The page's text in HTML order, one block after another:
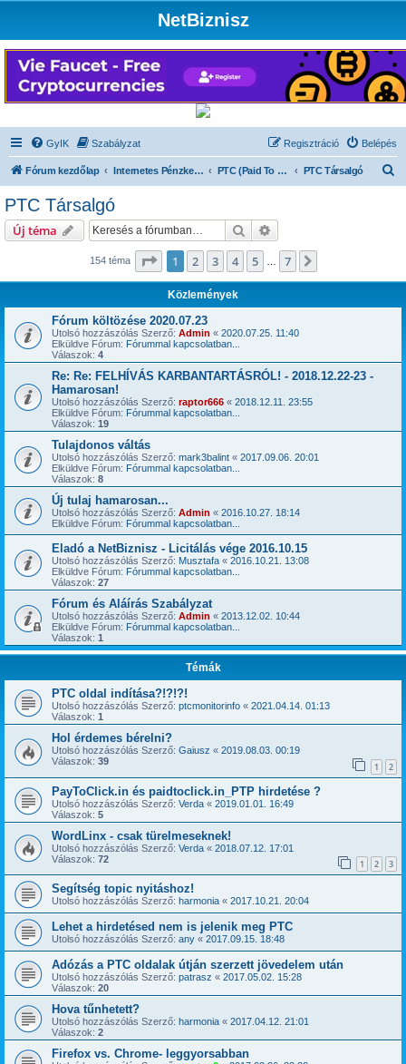
NetBiznisz
GyIK Szabályzat Belépés
Regisztráció
Fórum kezdőlap Internetes Pénzkeresés PTC (Paid To Click) PTC Társalgó
PTC Társalgó
Új téma Keresés
154 téma Oldal:1 7
1 2 3 4 5 7
Közlemények
Fórum költözése 2020.07.23
Utolsó hozzászólás Szerző: Admin « 2020.07.25. 11:40
Elküldve Fórum: Fórummal kapcsolatban...
Válaszok: 4
Re: Re: FELHÍVÁS KARBANTARTÁSRÓL! - 2018.12.22-23 -
Hamarosan!
Utolsó hozzászólás Szerző: raptor666 « 2018.12.11. 23:55
Elküldve Fórum: Fórummal kapcsolatban...
Válaszok: 19
Tulajdonos váltás
Utolsó hozzászólás Szerző: mark3balint « 2017.09.06. 20:01
Elküldve Fórum: Fórummal kapcsolatban...
Válaszok: 8
Új tulaj hamarosan...
Utolsó hozzászólás Szerző: Admin « 2016.10.27. 18:14
Elküldve Fórum: Fórummal kapcsolatban...
Eladó a NetBiznisz - Licitálás vége 2016.10.15
Utolsó hozzászólás Szerző: Musztafa « 2016.10.21. 13:08
Elküldve Fórum: Fórummal kapcsolatban...
Válaszok: 27
Fórum és Aláírás Szabályzat
Utolsó hozzászólás Szerző: Admin « 2013.12.02. 10:44
Elküldve Fórum: Fórummal kapcsolatban...
Válaszok: 1
Témák
PTC oldal indítása?!?!?!
Utolsó hozzászólás Szerző: ptcmonitorinfo « 2021.04.14. 01:13
Válaszok: 1
Hol érdemes bérelni?
Utolsó hozzászólás Szerző: Gaiusz « 2019.08.03. 00:19
Válaszok: 39 1 2
PayToClick.in és paidtoclick.in_PTP hirdetése ?
Utolsó hozzászólás Szerző: Verda « 2019.01.01. 16:49
Válaszok: 5
WordLinx - csak türelmeseknek!
Utolsó hozzászólás Szerző: Verda « 2018.07.12. 17:01
Válaszok: 72 1 2 3
Segítség topic nyitáshoz!
Utolsó hozzászólás Szerző: harmonia « 2017.10.21. 20:04
Lehet a hirdetésed nem is jelenik meg PTC
Utolsó hozzászólás Szerző: any « 2017.09.15. 18:48
Adózás a PTC oldalak útján szerzett jövedelem után
Utolsó hozzászólás Szerző: patrasz « 2017.05.02. 15:28
Válaszok: 20
Hova tűnhetett?
Utolsó hozzászólás Szerző: harmonia « 2017.04.12. 21:01
Válaszok: 2
Firefox vs. Chrome- leggyorsabban